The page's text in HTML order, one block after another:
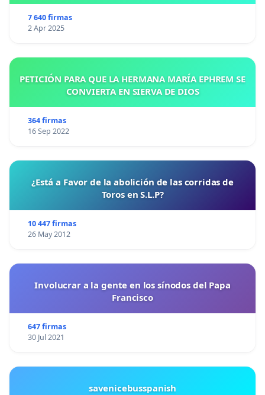
7 640 firmas
2 Apr 2025
PETICIÓN PARA QUE LA HERMANA MARÍA EPHREM SE
CONVIERTA EN SIERVA DE DIOS
364 firmas
16 Sep 2022
¿Está a Favor de la abolición de las corridas de
Toros en S.L.P?
10 447 firmas
26 May 2012
Involucrar a la gente en los sínodos del Papa
Francisco
647 firmas
30 Jul 2021
savenicebusspanish